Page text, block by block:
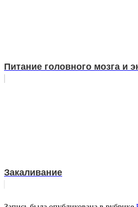
Питание головного мозга и
Закаливание